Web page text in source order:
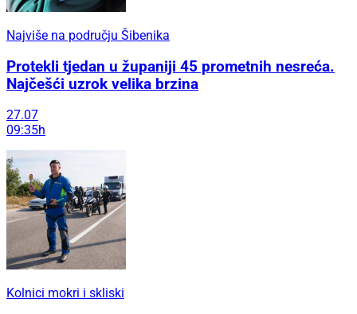
Najviše na području Šibenika
Protekli tjedan u županiji 45 prometnih nesreća.
Najčešći uzrok velika brzina
27.07
09:35h
Kolnici mokri i skliski